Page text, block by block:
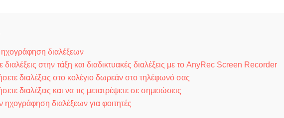
ηχογράφηση διαλέξεων
στην τάξη και διαδικτυακές διαλέξεις με το AnyRec Screen Recorder
διαλέξεις στο κολέγιο δωρεάν στο τηλέφωνό σας
διαλέξεις και να τις μετατρέψετε σε σημειώσεις
ηχογράφηση διαλέξεων για φοιτητές